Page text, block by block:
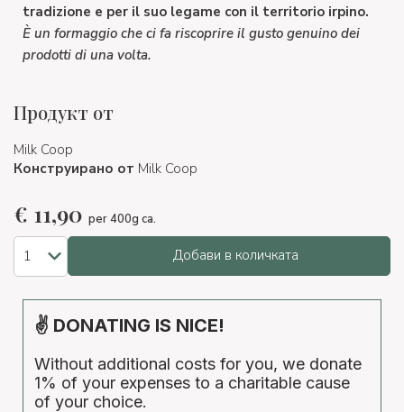
tradizione e per il suo legame con il territorio irpino.
È un formaggio che ci fa riscoprire il gusto genuino dei
prodotti di una volta.
Продукт от
Milk Coop
Конструирано от Milk Coop
€ 11,90 per 400g ca.
Добави в количката
✌ DONATING IS NICE!
Without additional costs for you, we donate
1% of your expenses to a charitable cause
of your choice.